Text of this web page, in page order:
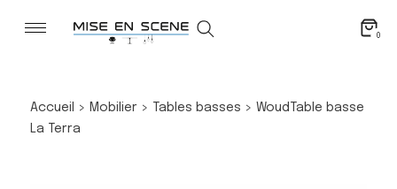
0
Accueil > Mobilier> Tables basses > Woud
Table basse
La Terra